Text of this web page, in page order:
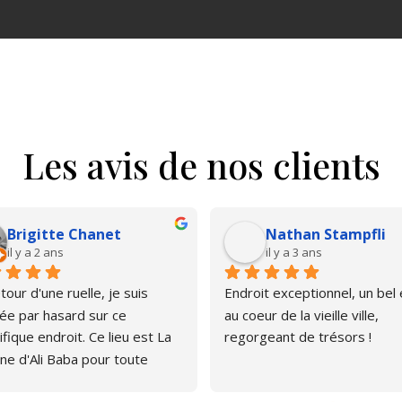
Les avis de nos clients
Brigitte Chanet
il y a 2 ans
d'une ruelle, je suis
par hasard sur ce
endroit. Ce lieu est La
d'Ali Baba pour toute
Nathan Stampfli
il y a 3 ans
Endroit exceptionnel, un bel
au coeur de la vieille ville,
regorgeant de trésors !